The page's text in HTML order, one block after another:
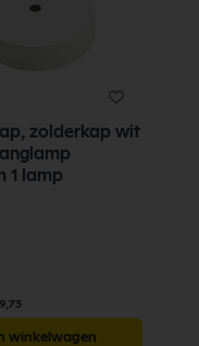
zolderkap wit
1 lamp
winkelwagen